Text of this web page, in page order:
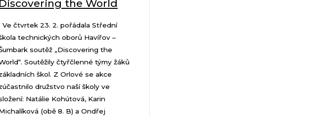
Discovering the World
Ve čtvrtek 23. 2. pořádala Střední
technických oborů Havířov –
soutěž „Discovering the
Soutěžily čtyřčlenné týmy žáků
škol. Z Orlové se akce
družstvo naší školy ve
Natálie Kohútová, Karin
(obě 8. B) a Ondřej